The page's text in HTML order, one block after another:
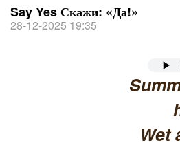
Say Yes Скажи: «Да!»
28-12-2025 19:35
Wet